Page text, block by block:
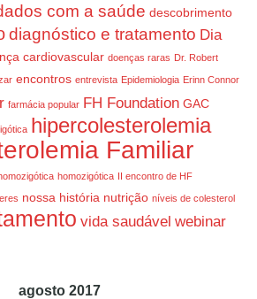
com a saúde descobrimento
diagnóstico e tratamento Dia
cardiovascular doenças raras Dr. Robert
encontros entrevista Epidemiologia Erinn Connor
farmácia popular FH Foundation GAC
hipercolesterolemia
Familiar
homozigótica II encontro de HF
nossa história nutrição níveis de colesterol
vida saudável webinar
agosto 2017